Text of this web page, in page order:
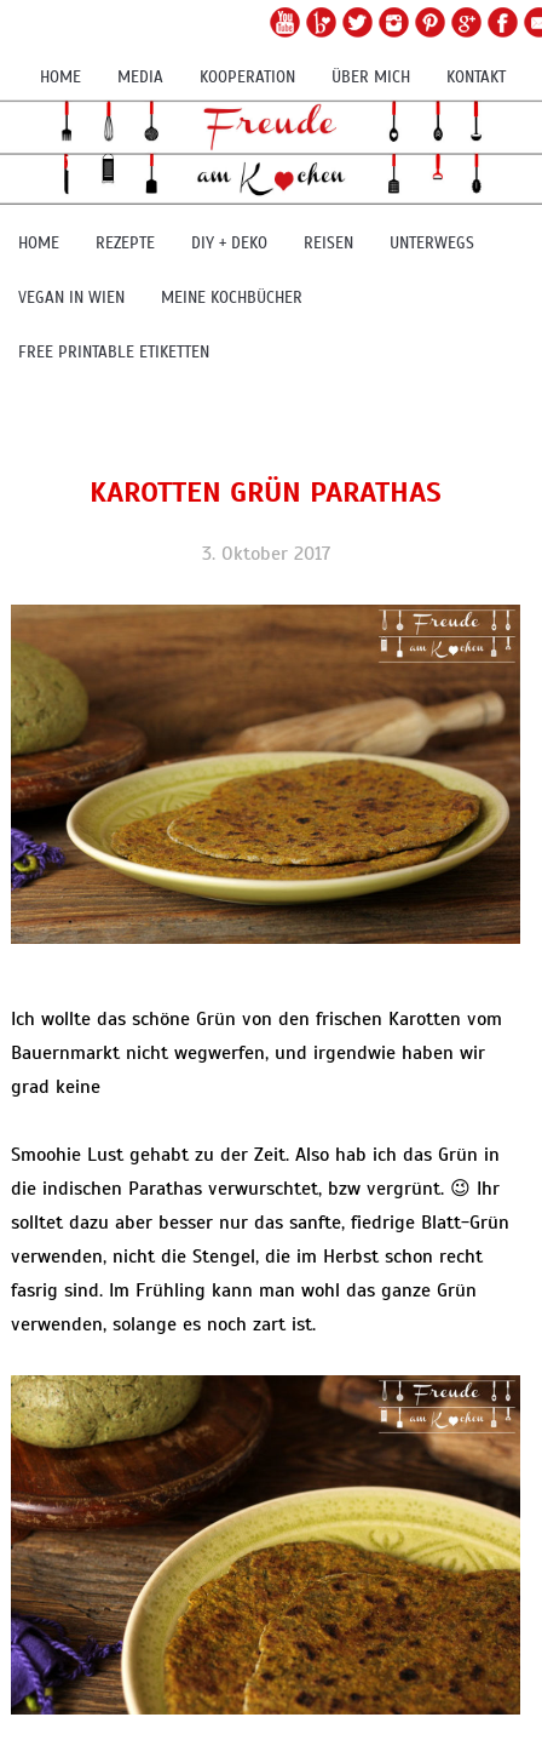
HOME MEDIA KOOPERATION ÜBER MICH KONTAKT
HOME REZEPTE DIY + DEKO REISEN UNTERWEGS
VEGAN IN WIEN MEINE KOCHBÜCHER
FREE PRINTABLE ETIKETTEN
KAROTTEN GRÜN PARATHAS
3. Oktober 2017
Ich wollte das schöne Grün von den frischen Karotten vom
Bauernmarkt nicht wegwerfen, und irgendwie haben wir
grad keine
Smoohie Lust gehabt zu der Zeit. Also hab ich das Grün in
die indischen Parathas verwurschtet, bzw vergrünt. 😉 Ihr
solltet dazu aber besser nur das sanfte, fiedrige Blatt-Grün
verwenden, nicht die Stengel, die im Herbst schon recht
fasrig sind. Im Frühling kann man wohl das ganze Grün
verwenden, solange es noch zart ist.